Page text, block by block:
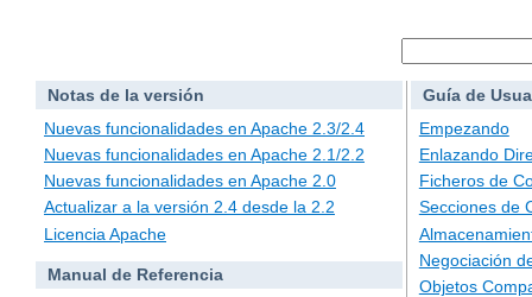
Notas de la versión
Nuevas funcionalidades en Apache 2.3/2.4
Nuevas funcionalidades en Apache 2.1/2.2
Nuevas funcionalidades en Apache 2.0
Actualizar a la versión 2.4 desde la 2.2
Licencia Apache
Manual de Referencia
Guía de
Empezando
Enlazando
Ficheros de
Secciones de
Negociación
Objetos